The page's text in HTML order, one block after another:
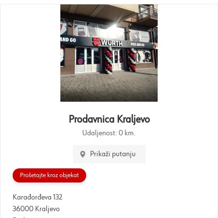
Prodavnica Kraljevo
Udaljenost: 0 km.
Prikaži putanju
Prošetajte kroz objekat
Karađorđeva 132
36000 Kraljevo